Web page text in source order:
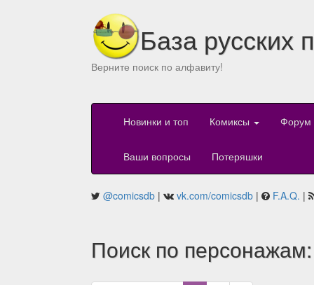
База русских
Верните поиск по алфавиту!
Новинки и топ Комиксы Форум
Ваши вопросы Потеряшки
@comicsdb | vk.com/comicsdb | F.A.Q. |
Поиск по